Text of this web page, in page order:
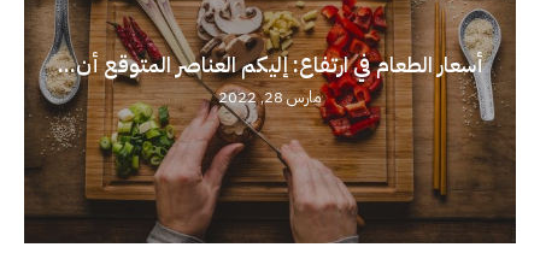
أسعار الطعام في ارتفاع: إليكم العناصر المتوقع أن...
مارس 28, 2022